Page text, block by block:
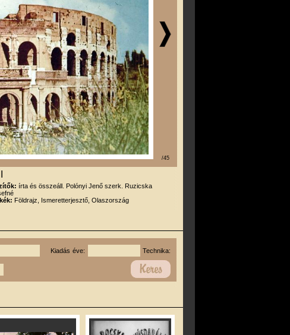
/45
írta és összeáll. Polónyi Jenő szerk. Ruzicska
Földrajz, Ismeretterjesztő, Olaszország
Kiadás éve: Technika: